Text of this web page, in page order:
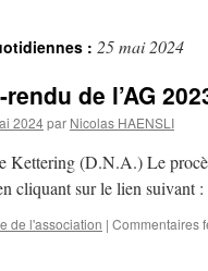
: 25 mai 2024
de l’AG
2024par Nicolas HAENSLI
Kettering (D.N.A.) Le
cliquant sur le lien suivant
de l'association | Commentaires